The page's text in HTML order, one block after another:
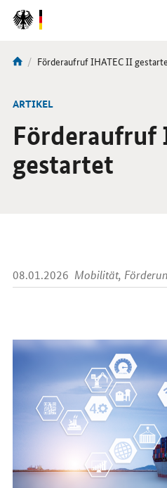
DirektZu:
Navigation
Sie
hier:
Aktuelle
Förderaufruf IHATEC II
ARTIKEL
Förderaufruf
gestartet
08.01.2026 Mobilität,
uns